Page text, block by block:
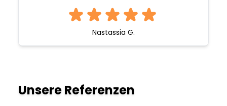
Nastassia G.
Unsere Referenzen